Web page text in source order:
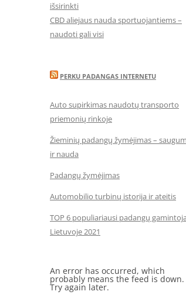
išsirinkti
CBD aliejaus nauda sportuojantiems –
naudoti gali visi
PERKU PADANGAS INTERNETU
Auto supirkimas naudotų transporto
priemonių rinkoje
Žieminių padangų žymėjimas –
ir nauda
Padangų žymėjimas
Automobilio turbinų istorija ir ateitis
TOP 6 populiariausi padangų
Lietuvoje 2021
An error has occurred, which
probably means the feed is down.
Try again later.